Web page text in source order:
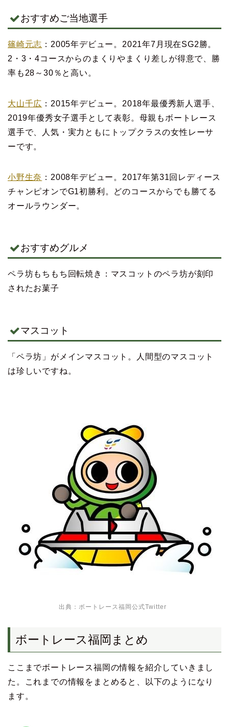
おすすめご当地選手
篠崎元志 ：2005年デビュー。2021年7月現在SG2勝。
2・3・4コースからのまくりやまくり差しが得意で、勝
率も28～30％と高い。
大山千広 ：2015年デビュー。2018年最優秀新人選手、
2019年優秀女子選手として表彰。母親もボートレース
選手で、人気・実力ともにトップクラスの女性レーサ
ーです。
小野生奈 ：2008年デビュー。2017年第31回レディース
チャンピオンでG1初勝利。どのコースからでも勝てる
オールラウンダー。
おすすめグルメ
ペラ坊もちもち回転焼き：マスコットのペラ坊が刻印
されたお菓子
マスコット
「ペラ坊」がメインマスコット。人間型のマスコット
は珍しいですね。
出典： ボートレース福岡公式Twitter
ボートレース福岡まとめ
ここまでボートレース福岡の情報を紹介していきまし
た。これまでの情報をまとめると、以下のようになり
ます。